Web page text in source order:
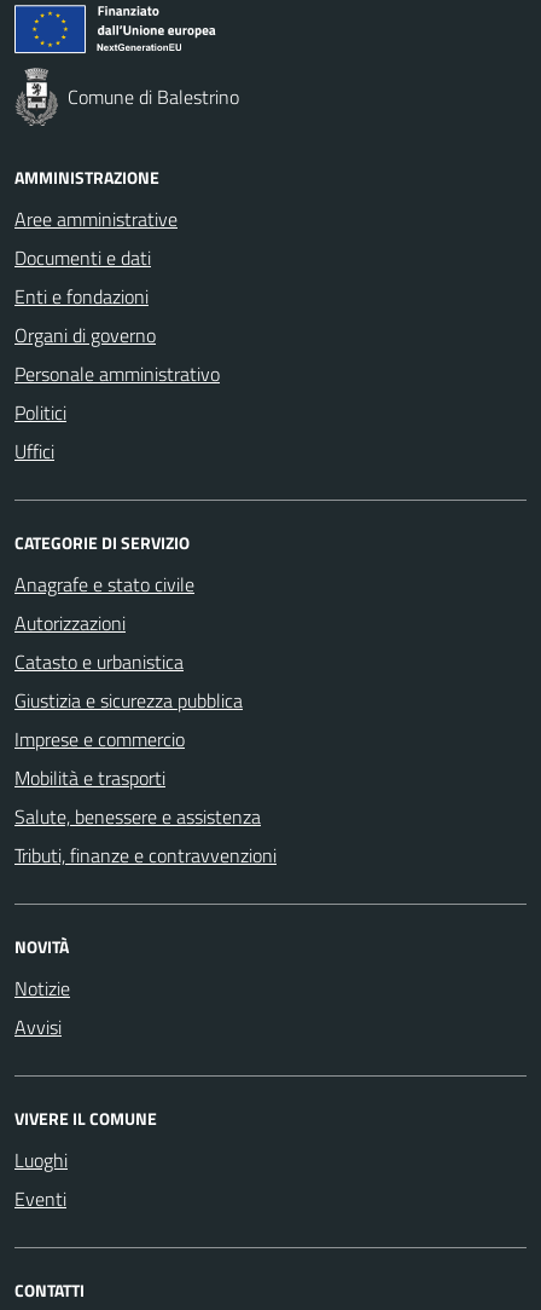
Comune di Balestrino
AMMINISTRAZIONE
Aree amministrative
Documenti e dati
Enti e fondazioni
Organi di governo
Personale amministrativo
Politici
Uffici
CATEGORIE DI SERVIZIO
Anagrafe e stato civile
Autorizzazioni
Catasto e urbanistica
Giustizia e sicurezza pubblica
Imprese e commercio
Mobilità e trasporti
Salute, benessere e assistenza
Tributi, finanze e contravvenzioni
NOVITÀ
Notizie
Avvisi
VIVERE IL COMUNE
Luoghi
Eventi
CONTATTI